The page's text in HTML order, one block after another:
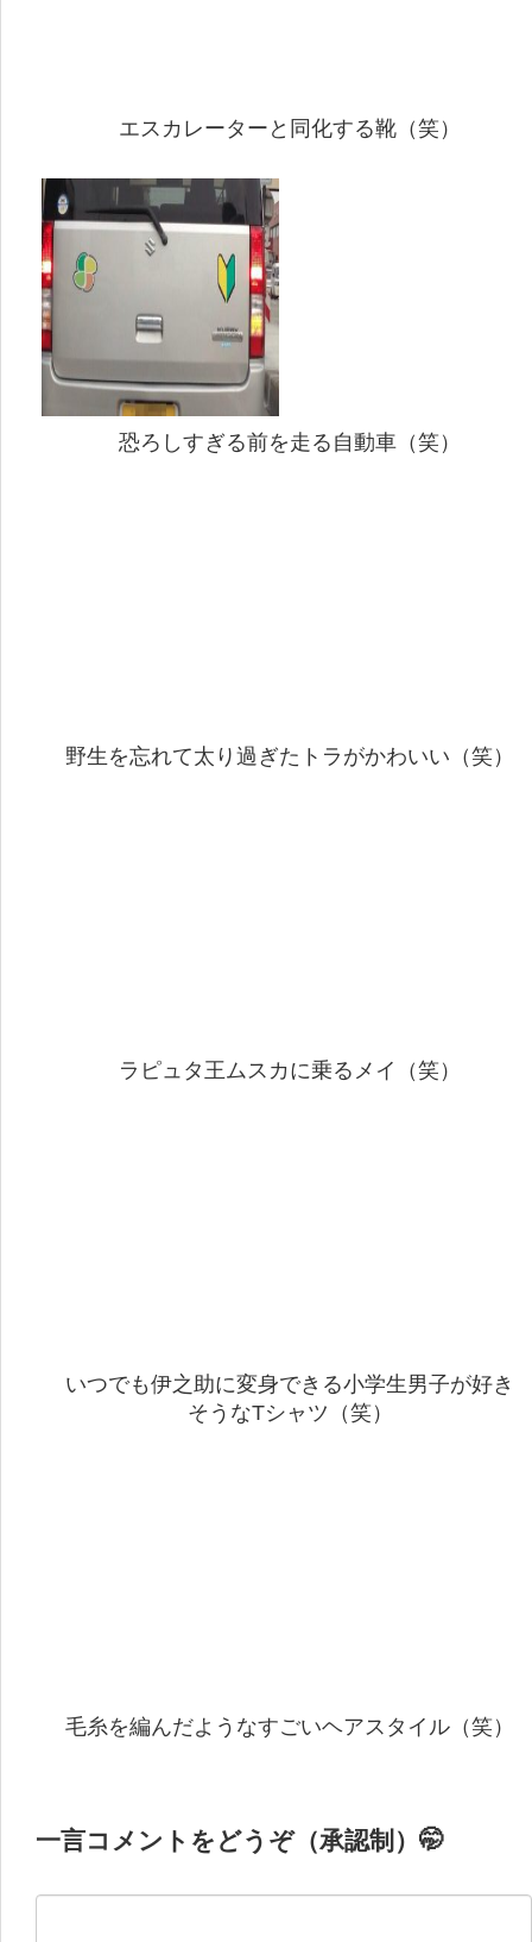
エスカレーターと同化する靴（笑）
恐ろしすぎる前を走る自動車（笑）
野生を忘れて太り過ぎたトラがかわいい（笑）
ラピュタ王ムスカに乗るメイ（笑）
いつでも伊之助に変身できる小学生男子が好き
そうなTシャツ（笑）
毛糸を編んだようなすごいヘアスタイル（笑）
一言コメントをどうぞ（承認制）🤭